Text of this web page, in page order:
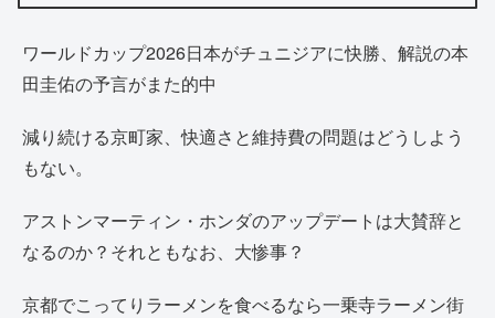
ワールドカップ2026日本がチュニジアに快勝、解説の本
田圭佑の予言がまた的中
減り続ける京町家、快適さと維持費の問題はどうしよう
もない。
アストンマーティン・ホンダのアップデートは大賛辞と
なるのか？それともなお、大惨事？
京都でこってりラーメンを食べるなら一乗寺ラーメン街